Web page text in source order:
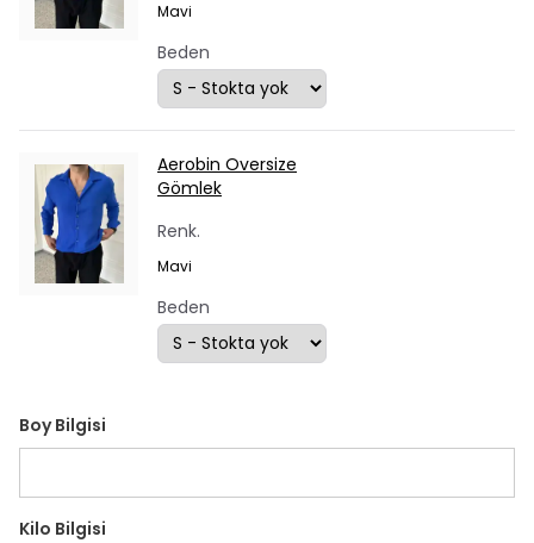
Mavi
Beden
Aerobin Oversize
Gömlek
Renk.
Mavi
Beden
Boy Bilgisi
Kilo Bilgisi